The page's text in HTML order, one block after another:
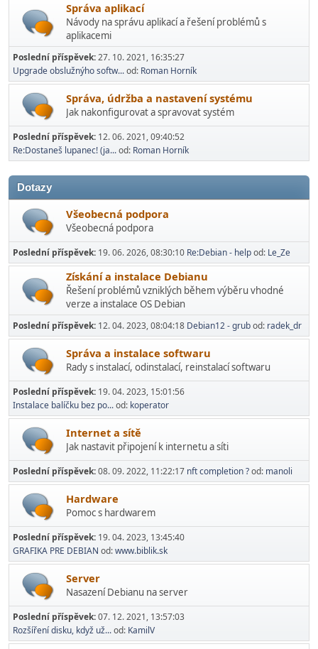
Správa aplikací
Návody na správu aplikací a řešení problémů s
aplikacemi
Poslední příspěvek:27. 10. 2021, 16:35:27
Upgrade obslužnýho softw...od: Roman Horník
Správa, údržba a nastavení systému
Jak nakonfigurovat a spravovat systém
Poslední příspěvek: 12. 06. 2021, 09:40:52
Re:Dostaneš lupanec! (ja...od: Roman Horník
Dotazy
Všeobecná podpora
Všeobecná podpora
Poslední příspěvek: 19. 06. 2026, 08:30:10 Re:Debian - helpod: Le_Ze
Získání a instalace Debianu
Řešení problémů vzniklých během výběru vhodné
verze a instalace OS Debian
Poslední příspěvek: 12. 04. 2023, 08:04:18 Debian12 - grubod: radek_dr
Správa a instalace softwaru
Rady s instalací­, odinstalací, reinstalací softwaru
Poslední příspěvek: 19. 04. 2023, 15:01:56
Instalace balíčku bez po...od: koperator
Internet a sítě
Jak nastavit připojení k internetu a síti
Poslední příspěvek:08. 09. 2022, 11:22:17 nft completion ?od: manoli
Hardware
Pomoc s hardwarem
Poslední příspěvek: 19. 04. 2023, 13:45:40
GRAFIKA PRE DEBIAN od:www.biblik.sk
Server
Nasazení Debianu na server
Poslední příspěvek:07. 12. 2021, 13:57:03
Rozšíření disku, když už...od: KamilV